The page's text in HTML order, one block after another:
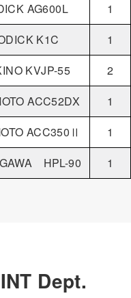
AG600L
1
K1C
1
KVJP-55
2
ACC52DX
1
ACC350Ⅱ
1
HPL-90 1
Dept.